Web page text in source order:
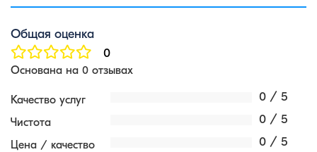
Общая оценка
0
Основана на 0 отзывах
Качество услуг 0 / 5
Чистота 0 / 5
Цена / качество 0 / 5